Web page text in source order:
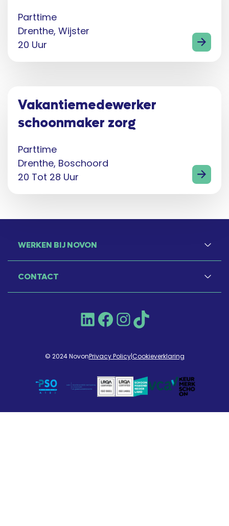
Parttime
Drenthe, Wijster
20 Uur
Vakantiemedewerker
schoonmaker zorg
Parttime
Drenthe, Boschoord
20 Tot 28 Uur
WERKEN BIJ NOVON
CONTACT
LinkedInFacebookInstagram
TikTok
© 2024 NovonPrivacy Policy|Cookieverklaring